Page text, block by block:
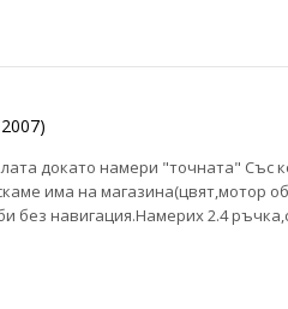
докато намери "точната" Със
има на магазина(цвят,мотор
без навигация.Намерих 2.4